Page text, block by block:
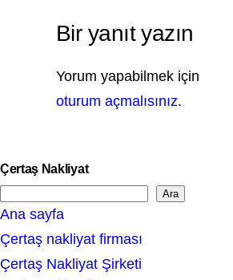
Bir yanıt yazın
Yorum yapabilmek için
oturum açmalısınız.
Çertaş Nakliyat
e
a
r
Ara
Ana sayfa
Çertaş nakliyat firması
Çertaş Nakliyat Şirketi